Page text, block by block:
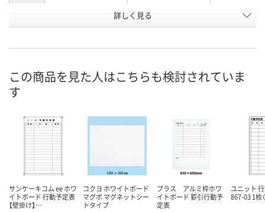
無地 月間予定表
号
お届け日
数量
カゴへ カ
詳しく見る
この商品を見た人はこちらも検討されていま
す
サンケーキコム ee ホワ
イトボード 行動予定表
【壁掛け】…
コクヨ ホワイトボード
マグボ マグネットシー
トタイプ
プラス アルミ枠ホワ
イトボード 罫引行動予
定表
ユニット
867-03 1枚